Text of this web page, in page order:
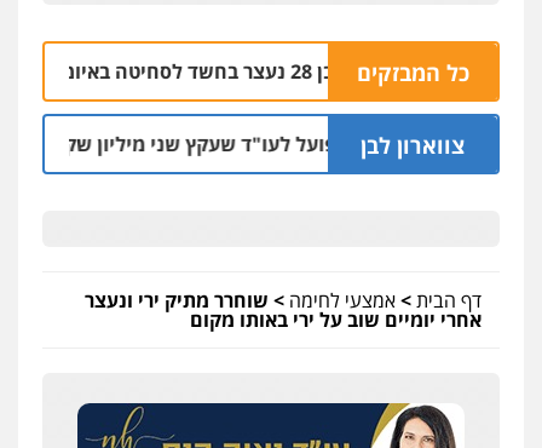
כל המבזקים
נצרת: בן 28 נעצר בחשד לסחיטה באיומים מטלפון שאינו שלו
צווארון לבן
מאסר בפועל לעו"ד שעקץ שני מיליון שקל על דירה
דף הבית>אמצעי לחימה > שוחרר מתיק ירי ונעצר
אחרי יומיים שוב על ירי באותו מקום